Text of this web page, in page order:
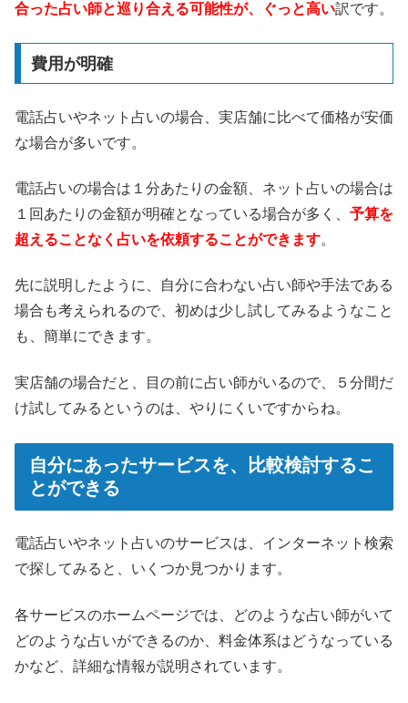
合った占い師と巡り合える可能性が、ぐっと高い訳です。
費用が明確
電話占いやネット占いの場合、実店舗に比べて価格が安価
な場合が多いです。
電話占いの場合は１分あたりの金額、ネット占いの場合は
１回あたりの金額が明確となっている場合が多く、 予算を
超えることなく占いを依頼することができます。
先に説明したように、自分に合わない占い師や手法である
場合も考えられるので、初めは少し試してみるようなこと
も、簡単にできます。
実店舗の場合だと、目の前に占い師がいるので、５分間だ
け試してみるというのは、やりにくいですからね。
自分にあったサービスを、比較検討するこ
とができる
電話占いやネット占いのサービスは、インターネット検索
で探してみると、いくつか見つかります。
各サービスのホームページでは、どのような占い師がいて
どのような占いができるのか、料金体系はどうなっている
かなど、詳細な情報が説明されています。